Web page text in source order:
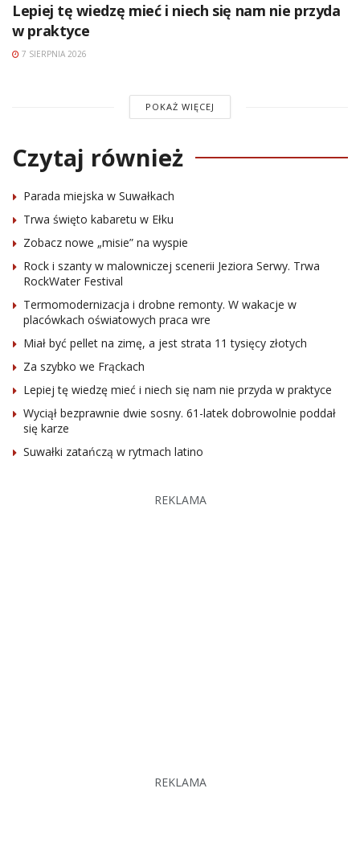
Lepiej tę wiedzę mieć i niech się nam nie przyda
w praktyce
7 SIERPNIA 2026
POKAŻ WIĘCEJ
Czytaj również
Parada miejska w Suwałkach
Trwa święto kabaretu w Ełku
Zobacz nowe „misie” na wyspie
Rock i szanty w malowniczej scenerii Jeziora Serwy. Trwa
RockWater Festival
Termomodernizacja i drobne remonty. W wakacje w
placówkach oświatowych praca wre
Miał być pellet na zimę, a jest strata 11 tysięcy złotych
Za szybko we Frąckach
Lepiej tę wiedzę mieć i niech się nam nie przyda w praktyce
Wyciął bezprawnie dwie sosny. 61-latek dobrowolnie poddał
się karze
Suwałki zatańczą w rytmach latino
REKLAMA
REKLAMA